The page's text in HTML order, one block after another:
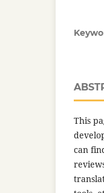
This
can